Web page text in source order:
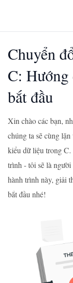
Chuyển
C:
bắt đầu
Xin chào các bạn,
chúng ta sẽ cùng
kiểu dữ liệu trong
trình - tôi sẽ là
hành trình này, giải
bắt đầu nhé!